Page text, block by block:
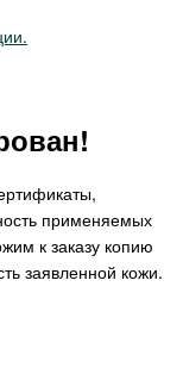
применяемых
к заказу копию
заявленной кожи.